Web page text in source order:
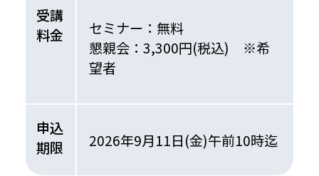
受講
料金
セミナー：無料
懇親会：3,300円(税込) ※希
望者
申込
期限
2026年9月11日(金)午前10時迄